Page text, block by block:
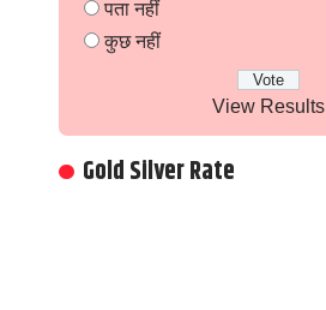
पता नहीं
कुछ नहीं
View Results
Gold Silver Rate